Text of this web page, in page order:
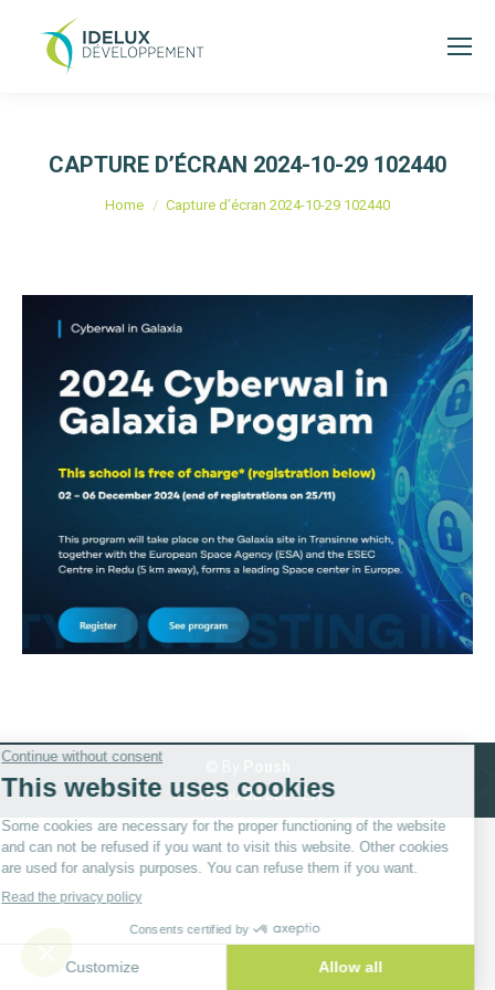
CAPTURE D’ÉCRAN 2024-10-29 102440
You are here:
Home Capture d’écran 2024-10-29 102440
Menu du bas - EN